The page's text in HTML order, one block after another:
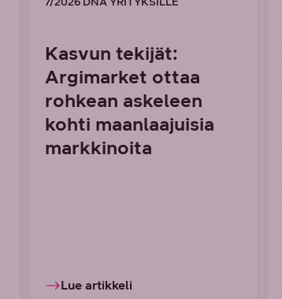
Kasvun tekijät:
Argimarket ottaa
rohkean askeleen
kohti maanlaajuisia
markkinoita
Lue artikkeli